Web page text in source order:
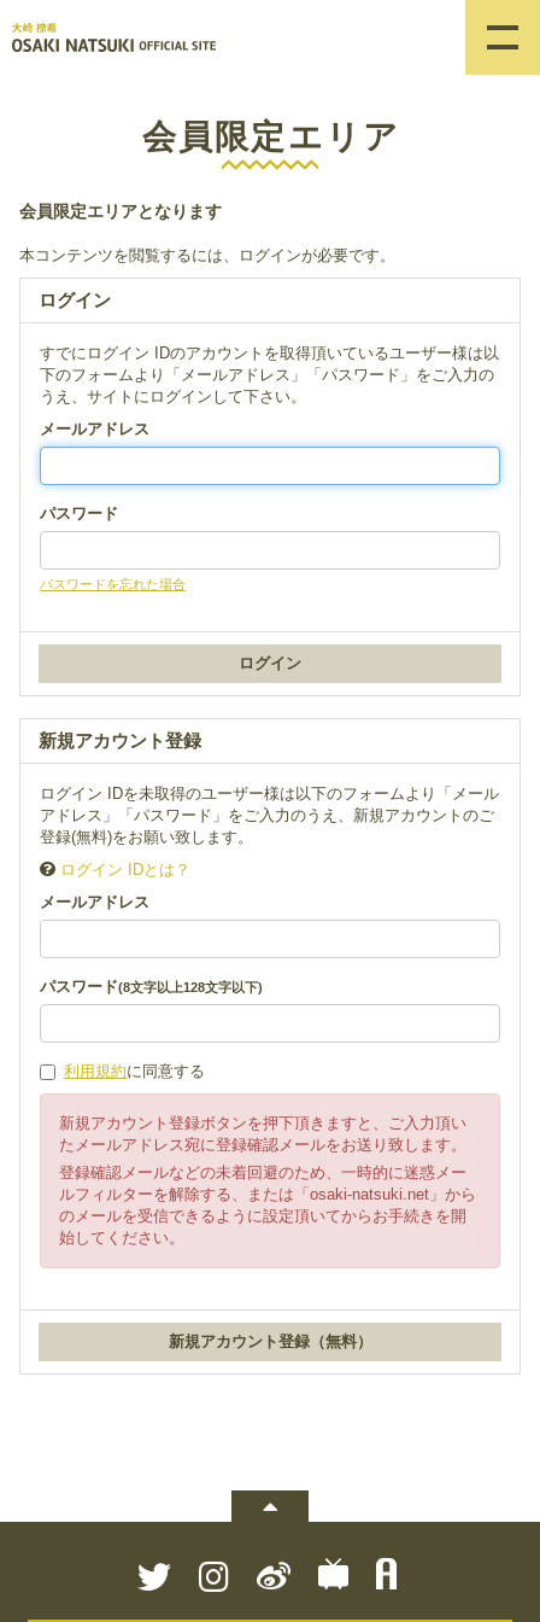
会員限定エリア
会員限定エリアとなります
本コンテンツを閲覧するには、ログインが必要です。
ログイン
すでにログイン IDのアカウントを取得頂いているユーザー様は以
下のフォームより「メールアドレス」「パスワード」をご入力の
うえ、サイトにログインして下さい。
メールアドレス
パスワード
パスワードを忘れた場合
新規アカウント登録
ログイン IDを未取得のユーザー様は以下のフォームより「メール
アドレス」「パスワード」をご入力のうえ、新規アカウントのご
登録(無料)をお願い致します。
ログイン IDとは？
メールアドレス
パスワード(8文字以上128文字以下)
利用規約に同意する
新規アカウント登録ボタンを押下頂きますと、ご入力頂い
たメールアドレス宛に登録確認メールをお送り致します。
登録確認メールなどの未着回避のため、一時的に迷惑メー
ルフィルターを解除する、または「osaki-natsuki.net」から
のメールを受信できるように設定頂いてからお手続きを開
始してください。